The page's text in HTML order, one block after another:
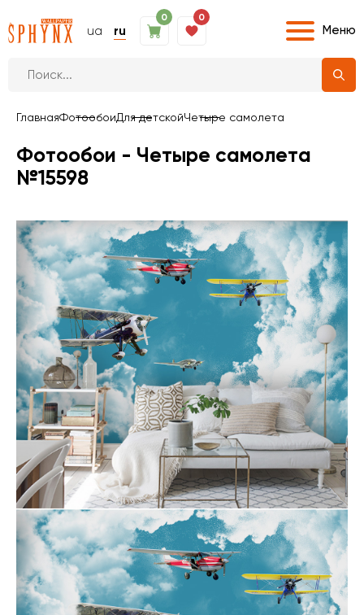
ua ru
0 0
Меню
ГлавнаяФотообоиДля детскойЧетыре самолета
Фотообои - Четыре самолета
№15598